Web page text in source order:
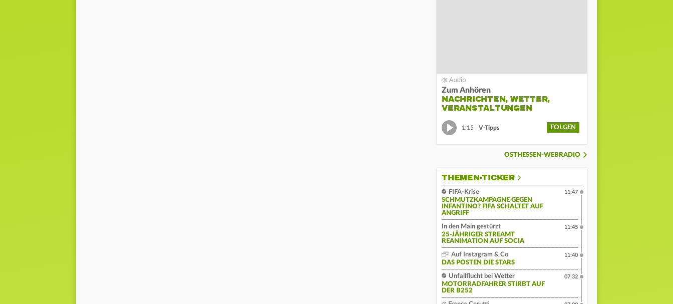
Zum Anhören
NACHRICHTEN, WETTER,
VERANSTALTUNGEN
1:15 V-Tipps FOLGEN
OSTHESSEN-WEBRADIO
THEMEN-TICKER
FIFA-Krise
SCHMUTZKAMPAGNE GEGEN
INFANTINO? FIFA SCHALTET AUF
ANGRIFF
11:47
In den Main gestürzt
25-JÄHRIGER STREAMT
REANIMATION AUF SOCIA
11:45
Auf Instagram & Co
DAS POSTEN DIE STARS
11:40
Unfallflucht bei Wetter
MOTORRADFAHRER STIRBT AUF
DER B252
07:32